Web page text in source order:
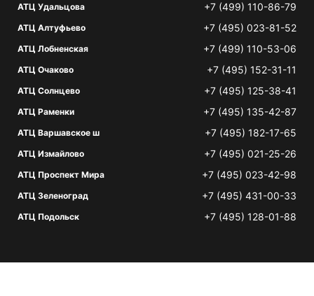
АТЦ Удальцова +7 (499) 110-86-79
АТЦ Алтуфьево +7 (495) 023-81-52
АТЦ Лобненская +7 (499) 110-53-06
АТЦ Очаково +7 (495) 152-31-11
АТЦ Солнцево +7 (495) 125-38-41
АТЦ Раменки +7 (495) 135-42-87
АТЦ Варшавское ш +7 (495) 182-17-65
АТЦ Измайлово +7 (495) 021-25-26
АТЦ Проспект Мира +7 (495) 023-42-98
АТЦ Зеленоград +7 (495) 431-00-33
АТЦ Подольск +7 (495) 128-01-88